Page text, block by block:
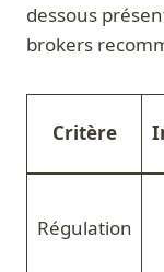
dessous
brokers
Critère
Régulation